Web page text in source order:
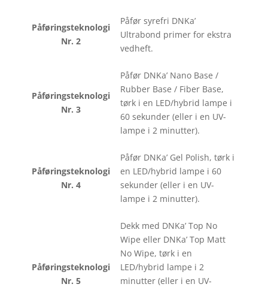
Påføringsteknologi
Nr. 2
Påfør syrefri DNKa’
Ultrabond primer for ekstra
vedheft.
Påføringsteknologi
Nr. 3
Påfør DNKa’ Nano Base /
Rubber Base / Fiber Base,
tørk i en LED/hybrid lampe i
60 sekunder (eller i en UV-
lampe i 2 minutter).
Påføringsteknologi
Nr. 4
Påfør DNKa’ Gel Polish, tørk i
en LED/hybrid lampe i 60
sekunder (eller i en UV-
lampe i 2 minutter).
Påføringsteknologi
Nr. 5
Dekk med DNKa’ Top No
Wipe eller DNKa’ Top Matt
No Wipe, tørk i en
LED/hybrid lampe i 2
minutter (eller i en UV-